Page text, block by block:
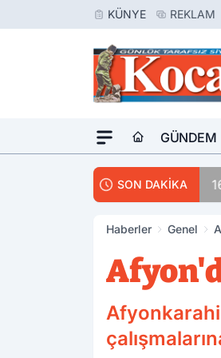
KÜNYE REKLAM
GÜNDEM
SON DAKİKA
Haberler Genel